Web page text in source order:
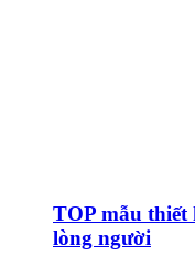
TOP mẫu thiết
lòng người